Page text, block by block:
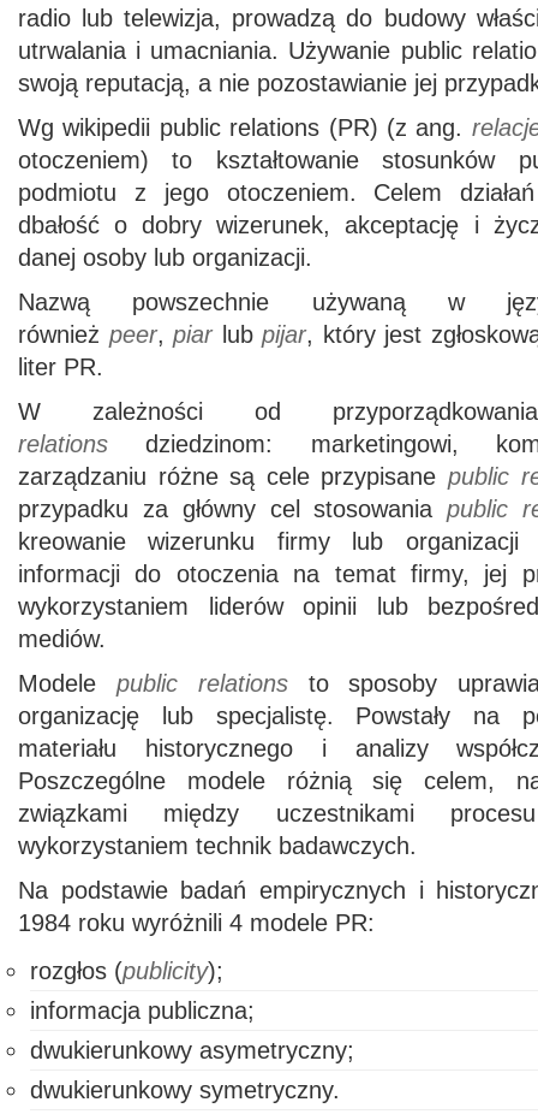
radio lub telewizja, prowadzą do budowy
utrwalania i umacniania. Używanie public
swoją reputacją, a nie pozostawianie jej
Wg wikipedii public relations (PR) (z ang.
otoczeniem) to kształtowanie stosunków
podmiotu z jego otoczeniem. Celem
dbałość o dobry wizerunek, akceptację i
danej osoby lub organizacji.
Nazwą powszechnie używaną w
również peer,piarlubpijar, który jest
liter PR.
W zależności od
relations dziedzinom: marketingowi,
zarządzaniu różne są cele przypisanepublic
przypadku za główny cel stosowaniapublic
kreowanie wizerunku firmy lub organizacji
informacji do otoczenia na temat firmy, jej
wykorzystaniem liderów opinii lub
mediów.
Modele public relationsto sposoby
organizację lub specjalistę. Powstały na
materiału historycznego i analizy
Poszczególne modele różnią się celem,
związkami między uczestnikami
wykorzystaniem technik badawczych.
Na podstawie badań empirycznych i
1984 roku wyróżnili 4 modele PR:
rozgłos (publicity);
informacja publiczna;
dwukierunkowy asymetryczny;
dwukierunkowy symetryczny.